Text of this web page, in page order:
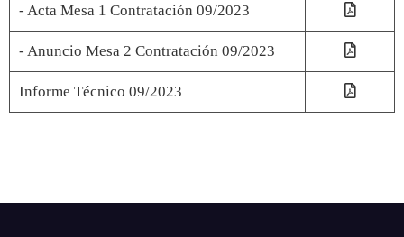
- Acta Mesa 1 Contratación 09/2023
- Anuncio Mesa 2 Contratación 09/2023
Informe Técnico 09/2023